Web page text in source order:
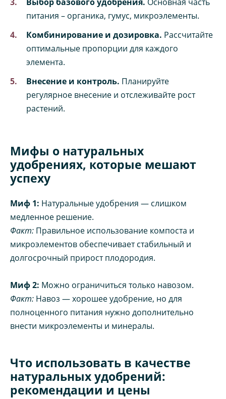
питания – органика, гумус, микроэлементы.
Комбинирование и дозировка. Рассчитайте
оптимальные пропорции для каждого
элемента.
Внесение и контроль. Планируйте
регулярное внесение и отслеживайте рост
растений.
Мифы о натуральных
удобрениях, которые мешают
успеху
Миф 1: Натуральные удобрения — слишком
медленное решение.
Факт: Правильное использование компоста и
микроэлементов обеспечивает стабильный и
долгосрочный прирост плодородия.
Миф 2: Можно ограничиться только навозом.
Факт: Навоз — хорошее удобрение, но для
полноценного питания нужно дополнительно
внести микроэлементы и минералы.
Что использовать в качестве
натуральных удобрений:
рекомендации и цены